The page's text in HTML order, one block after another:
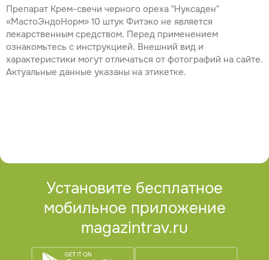
Препарат Крем-свечи черного ореха "Нуксаден"
«МастоЭндоНорм» 10 штук Фитэко не является
лекарственным средством. Перед применением
ознакомьтесь с инструкцией. Внешний вид и
характеристики могут отличаться от фотографий на сайте.
Актуальные данные указаны на этикетке.
Установите бесплатное
мобильное приложение
magazintrav.ru